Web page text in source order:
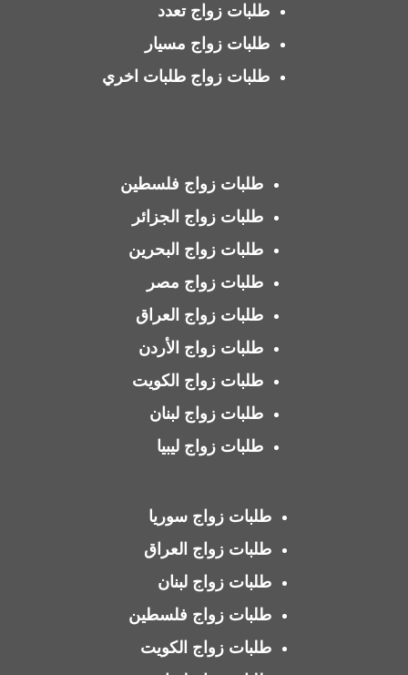
طلبات زواج تعدد
طلبات زواج مسيار
طلبات زواج طلبات اخري
طلبات زواج فلسطين
طلبات زواج الجزائر
طلبات زواج البحرين
طلبات زواج مصر
طلبات زواج العراق
طلبات زواج الأردن
طلبات زواج الكويت
طلبات زواج لبنان
طلبات زواج ليبيا
طلبات زواج سوريا
طلبات زواج العراق
طلبات زواج لبنان
طلبات زواج فلسطين
طلبات زواج الكويت